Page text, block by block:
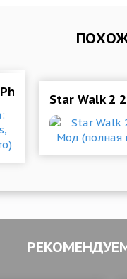
Filters,
Star Walk 2